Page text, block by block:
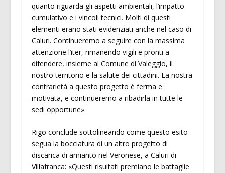
quanto riguarda gli aspetti ambientali, l’impatto
cumulativo e i vincoli tecnici. Molti di questi
elementi erano stati evidenziati anche nel caso di
Caluri. Continueremo a seguire con la massima
attenzione l’iter, rimanendo vigili e pronti a
difendere, insieme al Comune di Valeggio, il
nostro territorio e la salute dei cittadini. La nostra
contrarietà a questo progetto è ferma e
motivata, e continueremo a ribadirla in tutte le
sedi opportune».
Rigo conclude sottolineando come questo esito
segua la bocciatura di un altro progetto di
discarica di amianto nel Veronese, a Caluri di
Villafranca: «Questi risultati premiano le battaglie